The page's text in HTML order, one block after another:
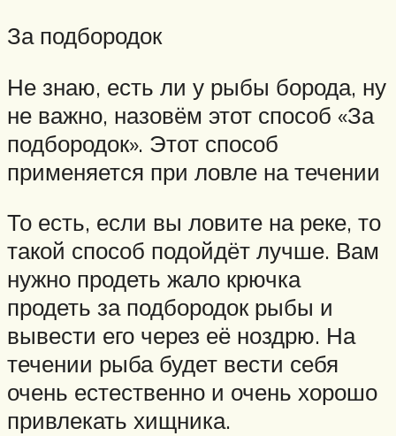
За подбородок
Не знаю, есть ли у рыбы борода, ну
не важно, назовём этот способ «За
подбородок». Этот способ
применяется при ловле на течении
То есть, если вы ловите на реке, то
такой способ подойдёт лучше. Вам
нужно продеть жало крючка
продеть за подбородок рыбы и
вывести его через её ноздрю. На
течении рыба будет вести себя
очень естественно и очень хорошо
привлекать хищника.